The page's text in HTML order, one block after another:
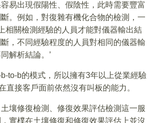
易出現假陽性、假陰性，此時需要豐富
。例如，對復雜有機化合物的檢測，一
相關檢測經驗的人員才能對儀器輸出結
，不同經驗程度的人員對相同的儀器輸
解析結論。’
to-b的模式，所以擁有3年以上從業經驗
直接客戶面前依然沒有叫板的能力。
壤修復檢測、修復效果評估檢測這一服
實樸在土壤修復和修復效果評估上並沒